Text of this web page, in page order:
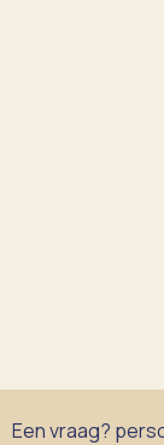
Een vraag?